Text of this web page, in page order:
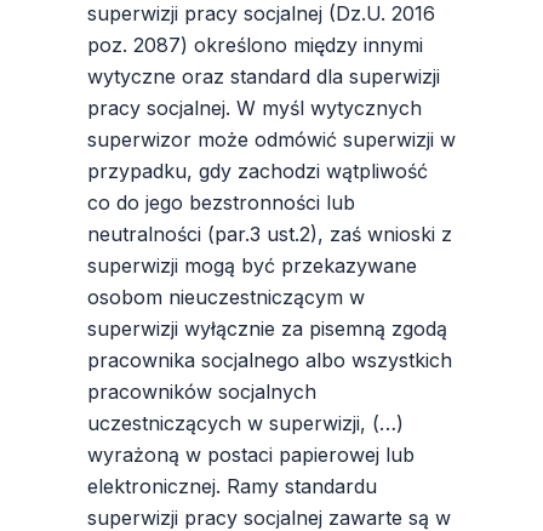
superwizji pracy socjalnej (Dz.U. 2016
poz. 2087) określono między innymi
wytyczne oraz standard dla superwizji
pracy socjalnej. W myśl wytycznych
superwizor może odmówić superwizji w
przypadku, gdy zachodzi wątpliwość
co do jego bezstronności lub
neutralności (par.3 ust.2), zaś wnioski z
superwizji mogą być przekazywane
osobom nieuczestniczącym w
superwizji wyłącznie za pisemną zgodą
pracownika socjalnego albo wszystkich
pracowników socjalnych
uczestniczących w superwizji, (…)
wyrażoną w postaci papierowej lub
elektronicznej. Ramy standardu
superwizji pracy socjalnej zawarte są w